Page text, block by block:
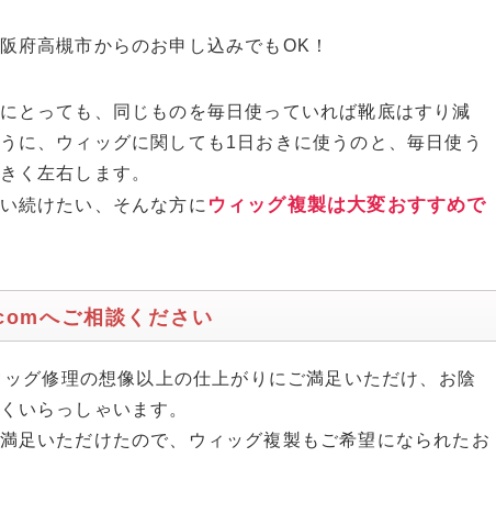
府高槻市からのお申し込みでもOK！
とっても、同じものを毎日使っていれば靴底はすり減
に、ウィッグに関しても1日おきに使うのと、毎日使う
く左右します。
続けたい、そんな方に ウィッグ複製は大変おすすめで
へご相談ください
グ修理の想像以上の仕上がりにご満足いただけ、お陰
いらっしゃいます。
足いただけたので、ウィッグ複製もご希望になられたお